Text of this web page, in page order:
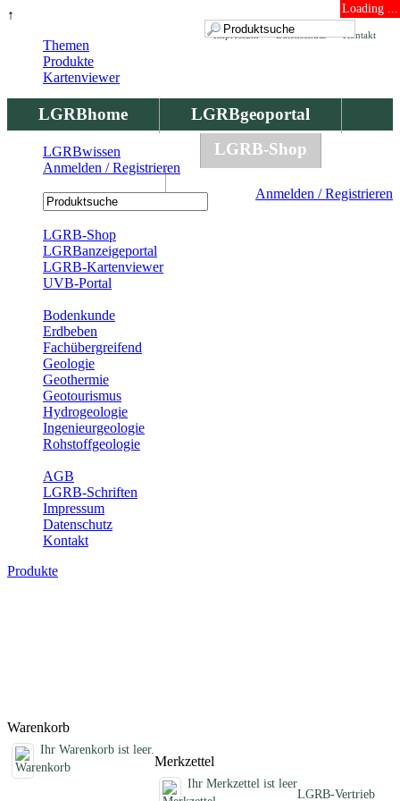
↑ Loading ...
Kontakt
Datenschutz
Impressum
LGRBhome
LGRBgeoportal
LGRBbohrungen
LGRB-Shop
Anmelden / Registrieren
Themen
Produkte
Kartenviewer
LGRBwissen
Anmelden / Registrieren
LGRB-Shop
LGRBanzeigeportal
LGRB-Kartenviewer
UVB-Portal
Bodenkunde
Erdbeben
Fachübergreifend
Geologie
Geothermie
Geotourismus
Hydrogeologie
Ingenieurgeologie
Rohstoffgeologie
AGB
LGRB-Schriften
Impressum
Datenschutz
Kontakt
Produkte
Warenkorb
Ihr Warenkorb ist leer.
Merkzettel
Ihr Merkzettel ist leer
LGRB-Vertrieb